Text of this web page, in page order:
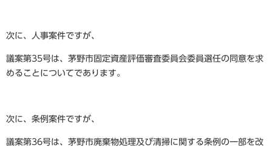
次に、人事案件ですが、
議案第35号は、茅野市固定資産評価審査委員会委員選任の同意を求
めることについてであります。
次に、条例案件ですが、
議案第36号は、茅野市廃棄物処理及び清掃に関する条例の一部を改